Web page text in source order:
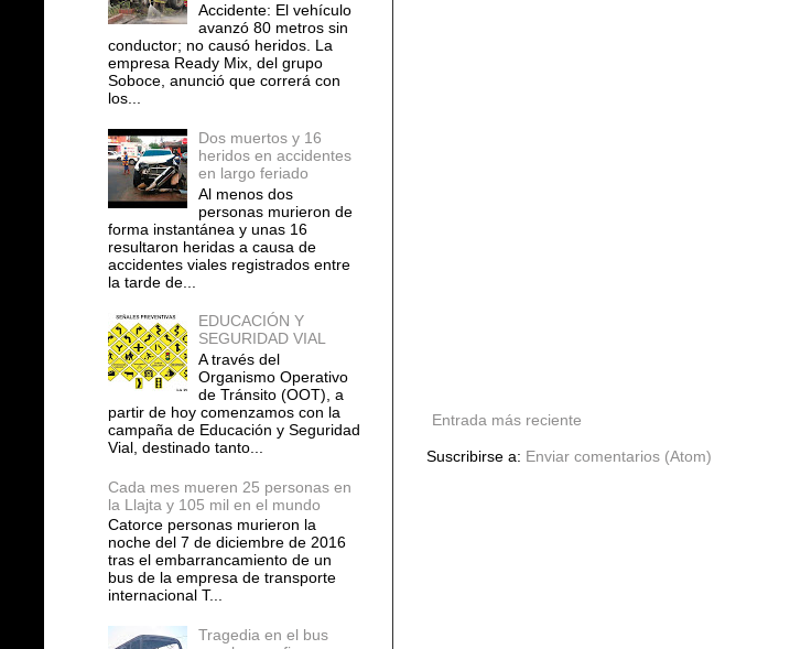
Entrada más reciente
Suscribirse a: Enviar comentarios (Atom)
Accidente: El vehículo
avanzó 80 metros sin
conductor; no causó heridos. La
empresa Ready Mix, del grupo
Soboce, anunció que correrá con
los...
Dos muertos y 16
heridos en accidentes
en largo feriado
Al menos dos
personas murieron de
forma instantánea y unas 16
resultaron heridas a causa de
accidentes viales registrados entre
la tarde de...
EDUCACIÓN Y
SEGURIDAD VIAL
A través del
Organismo Operativo
de Tránsito (OOT), a
partir de hoy comenzamos con la
campaña de Educación y Seguridad
Vial, destinado tanto...
Cada mes mueren 25 personas en
la Llajta y 105 mil en el mundo
Catorce personas murieron la
noche del 7 de diciembre de 2016
tras el embarrancamiento de un
bus de la empresa de transporte
internacional T...
Tragedia en el bus